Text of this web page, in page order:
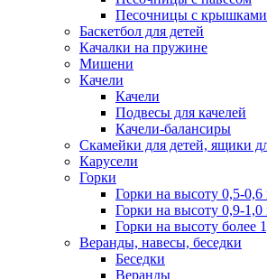
Песочницы с крышками
Баскетбол для детей
Качалки на пружине
Мишени
Качели
Качели
Подвесы для качелей
Качели-балансиры
Скамейки для детей, ящики
Карусели
Горки
Горки на высоту 0,5-0,6
Горки на высоту 0,9-1,0
Горки на высоту более
Веранды, навесы, беседки
Беседки
Веранды